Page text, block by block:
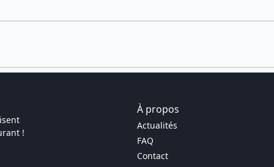
!
À propos
Actualités
FAQ
Contact